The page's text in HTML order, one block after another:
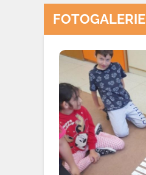
FOTOGALERIE